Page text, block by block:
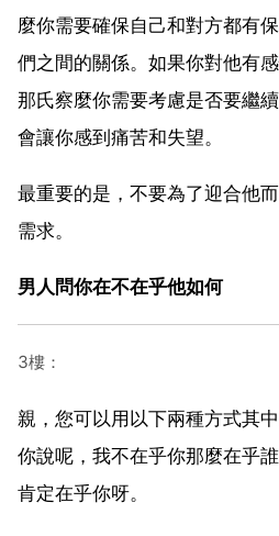
麼你需要確保自己和對方都有
們之間的關係。如果你對他有
那氏察麼你需要考慮是否要繼
會讓你感到痛苦和失望。
最重要的是，不要為了迎合他
需求。
男人問你在不在乎他如何
3樓：
親，您可以用以下兩種方式其
你說呢，我不在乎你那麼在乎
肯定在乎你呀。